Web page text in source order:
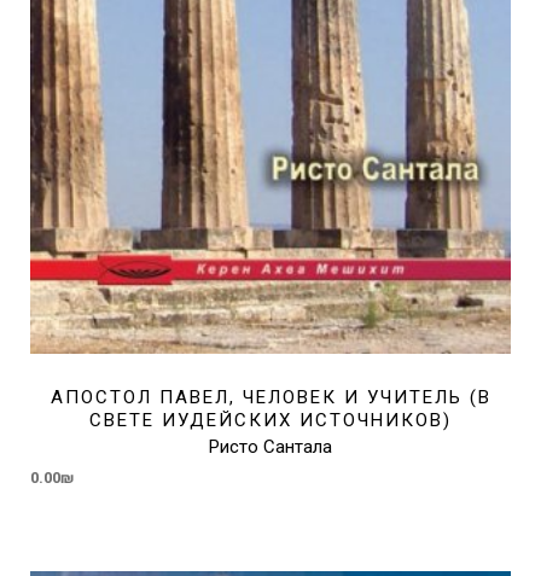
АПОСТОЛ ПАВЕЛ, ЧЕЛОВЕК И УЧИТЕЛЬ (В
СВЕТЕ ИУДЕЙСКИХ ИСТОЧНИКОВ)
Ристо Сантала
0.00₪